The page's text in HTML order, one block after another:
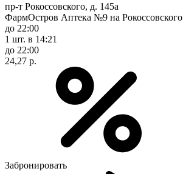
пр-т Рокоссовского, д. 145а
ФармОстров Аптека №9 на Рокоссовского
до 22:00
1 шт. в 14:21
до 22:00
24,27 р.
Забронировать